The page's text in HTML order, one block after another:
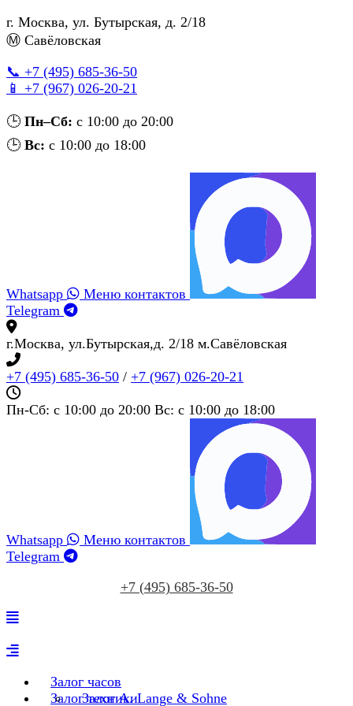
г. Москва, ул. Бутырская, д. 2/18
Ⓜ Савёловская
📞 +7 (495) 685‑36‑50
📱 +7 (967) 026‑20‑21
🕒 Пн–Сб: с 10:00 до 20:00
🕒 Вс: с 10:00 до 18:00
Whatsapp
Меню контактов
Telegram
г.Москва, ул.Бутырская,д. 2/18 м.Савёловская
+7 (495) 685‑36‑50 / +7 (967) 026‑20‑21
Пн-Сб: c 10:00 до 20:00 Вс: c 10:00 до 18:00
Whatsapp
Меню контактов
Telegram
+7 (495) 685‑36‑50
Залог часов
Залог A. Lange & Sohne
Залог техники